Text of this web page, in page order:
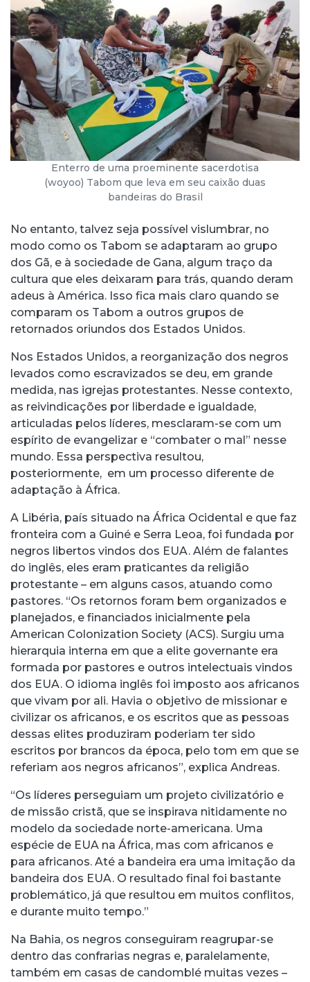
Enterro de uma proeminente sacerdotisa
(woyoo) Tabom que leva em seu caixão duas
bandeiras do Brasil
No entanto, talvez seja possível vislumbrar, no
modo como os Tabom se adaptaram ao grupo
dos Gã, e à sociedade de Gana, algum traço da
cultura que eles deixaram para trás, quando deram
adeus à América. Isso fica mais claro quando se
comparam os Tabom a outros grupos de
retornados oriundos dos Estados Unidos.
Nos Estados Unidos, a reorganização dos negros
levados como escravizados se deu, em grande
medida, nas igrejas protestantes. Nesse contexto,
as reivindicações por liberdade e igualdade,
articuladas pelos líderes, mesclaram-se com um
espírito de evangelizar e “combater o mal” nesse
mundo. Essa perspectiva resultou,
posteriormente, em um processo diferente de
adaptação à África.
A Libéria, país situado na África Ocidental e que faz
fronteira com a Guiné e Serra Leoa, foi fundada por
negros libertos vindos dos EUA. Além de falantes
do inglês, eles eram praticantes da religião
protestante – em alguns casos, atuando como
pastores. “Os retornos foram bem organizados e
planejados, e financiados inicialmente pela
American Colonization Society (ACS). Surgiu uma
hierarquia interna em que a elite governante era
formada por pastores e outros intelectuais vindos
dos EUA. O idioma inglês foi imposto aos africanos
que vivam por ali. Havia o objetivo de missionar e
civilizar os africanos, e os escritos que as pessoas
dessas elites produziram poderiam ter sido
escritos por brancos da época, pelo tom em que se
referiam aos negros africanos”, explica Andreas.
“Os líderes perseguiam um projeto civilizatório e
de missão cristã, que se inspirava nitidamente no
modelo da sociedade norte-americana. Uma
espécie de EUA na África, mas com africanos e
para africanos. Até a bandeira era uma imitação da
bandeira dos EUA. O resultado final foi bastante
problemático, já que resultou em muitos conflitos,
e durante muito tempo.”
Na Bahia, os negros conseguiram reagrupar-se
dentro das confrarias negras e, paralelamente,
também em casas de candomblé muitas vezes –